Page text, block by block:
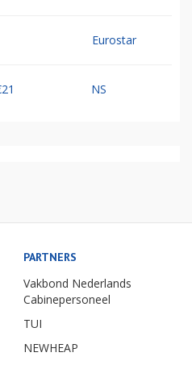
Eurostar
NS
PARTNERS
Vakbond Nederlands
Cabinepersoneel
TUI
NEWHEAP